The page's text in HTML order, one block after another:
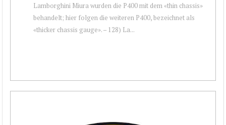
Lamborghini Miura wurden die P400 mit dem «thin chassis»
behandelt; hier folgen die weiteren P400, bezeichnet als
«thicker chassis gauge». – 128) La...